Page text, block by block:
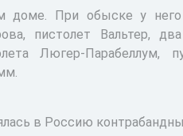
доме. При обыске у него
пистолет Вальтер, два
Люгер-
в Россию